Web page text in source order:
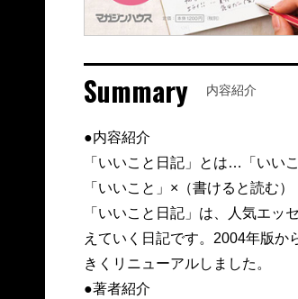
Summary 内容紹介
●内容紹介
「いいこと日記」とは…「いい
「いいこと」×（書けると読む
「いいこと日記」は、人気エッ
えていく日記です。2004年版か
きくリニューアルしました。
●著者紹介